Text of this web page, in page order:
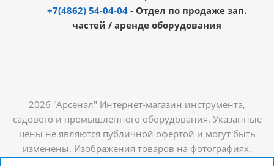
+7(4862) 54-04-04 - Отдел по продаже зап.
частей / аренде оборудования
2026 "Арсенал" Интернет-магазин инструмента,
садового и промышленного оборудования. Указанные
цены не являются публичной офертой и могут быть
изменены. Изображения товаров на фотографиях,